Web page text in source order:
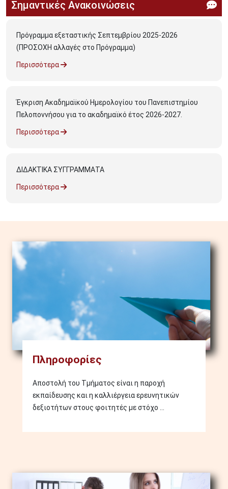
Σημαντικές Ανακοινώσεις
Πρόγραμμα εξεταστικής Σεπτεμβρίου 2025-2026
(ΠΡΟΣΟΧΗ αλλαγές στο Πρόγραμμα)
Περισσότερα
Έγκριση Ακαδημαϊκού Ημερολογίου του Πανεπιστημίου
Πελοποννήσου για το ακαδημαϊκό έτος 2026-2027.
Περισσότερα
ΔΙΔΑΚΤΙΚΑ ΣΥΓΓΡΑΜΜΑΤΑ
Περισσότερα
Image
Πληροφορίες
Αποστολή του Τμήματος είναι η παροχή
εκπαίδευσης και η καλλιέργεια ερευνητικών
δεξιοτήτων στους φοιτητές με στόχο ...